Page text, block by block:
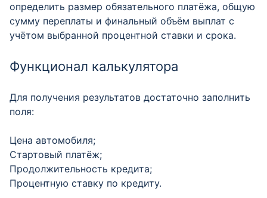
определить размер обязательного платёжа, общую
сумму переплаты и финальный объём выплат с
учётом выбранной процентной ставки и срока.
Функционал калькулятора
Для получения результатов достаточно заполнить
поля:
Цена автомобиля;
Стартовый платёж;
Продолжительность кредита;
Процентную ставку по кредиту.